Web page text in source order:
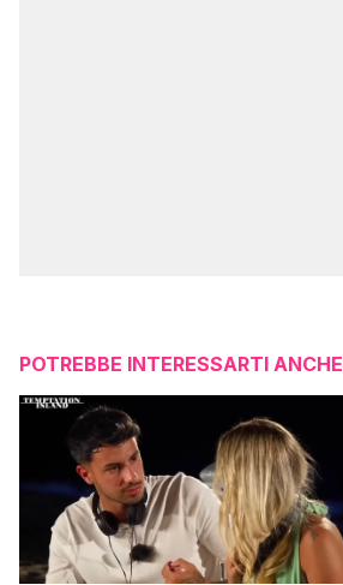
POTREBBE INTERESSARTI ANCHE